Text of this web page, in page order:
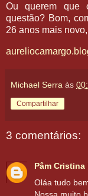
Ou querem que
questão? Bom,
26 anos mais
Michael Serra às
Compartilhar
3 comentários:
Pâm Cristina
Oláa tudo